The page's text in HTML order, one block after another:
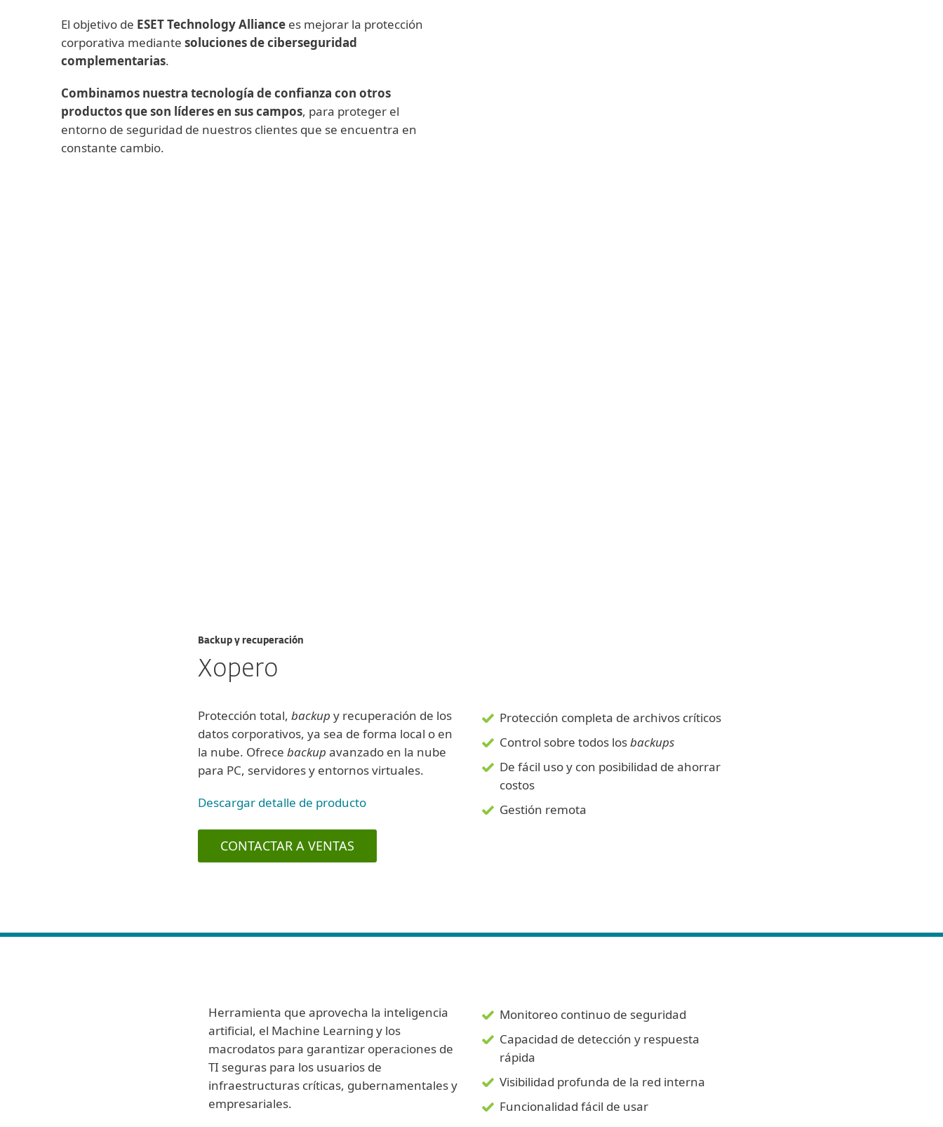
El objetivo de ESET Technology Alliance es mejorar la protección
corporativa mediante soluciones de ciberseguridad
complementarias.
Combinamos nuestra tecnología de confianza con otros
productos que son líderes en sus campos, para proteger el
entorno de seguridad de nuestros clientes que se encuentra en
constante cambio.
Backup y recuperación
Xopero
Protección total, backup y recuperación de los
datos corporativos, ya sea de forma local o en
la nube. Ofrece backup avanzado en la nube
para PC, servidores y entornos virtuales.
Descargar detalle de producto
CONTACTAR A VENTAS
Protección completa de archivos críticos
Control sobre todos losbackups
De fácil uso y con posibilidad de ahorrar
costos
Gestión remota
Herramienta que aprovecha la inteligencia
artificial, el Machine Learning y los
macrodatos para garantizar operaciones de
TI seguras para los usuarios de
infraestructuras críticas, gubernamentales y
empresariales.
Monitoreo continuo de seguridad
Capacidad de detección y respuesta
rápida
Visibilidad profunda de la red interna
Funcionalidad fácil de usar